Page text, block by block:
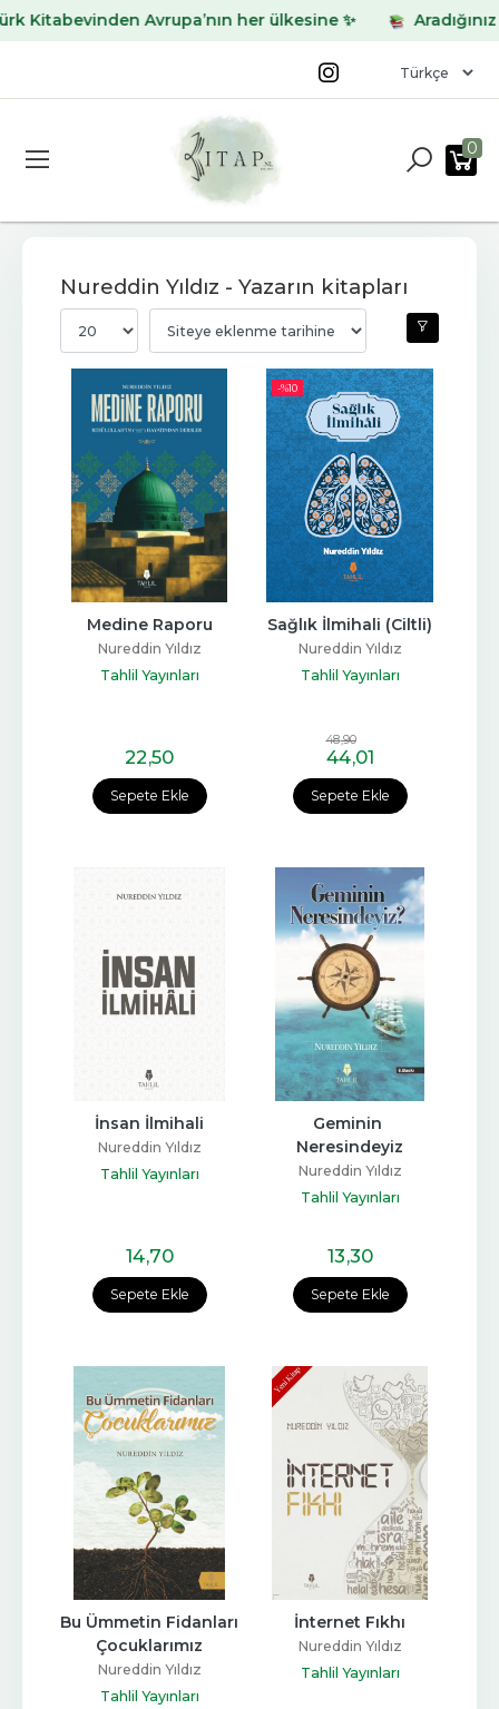
Avrupa’nın her ülkesine ✨ Aradığınız kitabı
0
Nureddin Yıldız - Yazarın kitapları
Sepete Ekle
Medine Raporu
Nureddin Yıldız
Tahlil Yayınları
22,50
-%10
Sepete Ekle
Sağlık İlmihali (Ciltli)
Nureddin Yıldız
Tahlil Yayınları
48,90
44,01
Sepete Ekle
İnsan İlmihali
Nureddin Yıldız
Tahlil Yayınları
14,70
Sepete Ekle
Geminin
Neresindeyiz
Nureddin Yıldız
Tahlil Yayınları
13,30
Bu Ümmetin Fidanları
Çocuklarımız
Nureddin Yıldız
Tahlil Yayınları
İnternet Fıkhı
Nureddin Yıldız
Tahlil Yayınları